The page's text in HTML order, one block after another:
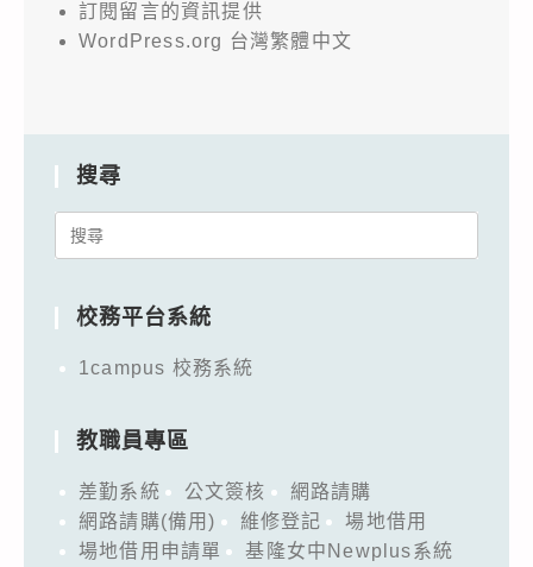
訂閱留言的資訊提供
WordPress.org 台灣繁體中文
搜尋
Search
校務平台系統
1campus 校務系統
教職員專區
差勤系統 公文簽核
網路請購
網路請購(備用)
維修登記
場地借用
場地借用申請單
基隆女中Newplus系統